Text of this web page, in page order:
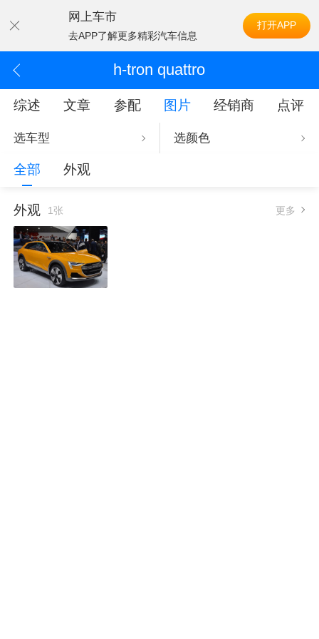
网上车市
去APP了解更多精彩汽车信息
打开APP
h-tron quattro
综述 文章 参配 图片 经销商 点评
选车型 选颜色
全部 外观
外观 1张 更多